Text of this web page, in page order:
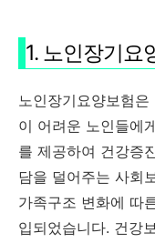
1. 노인장기요
노인장기요양보험
이 어려운 노인들에
를 제공하여 건강증
담을 덜어주는 사회
가족구조 변화에 따
입되었습니다. 건강